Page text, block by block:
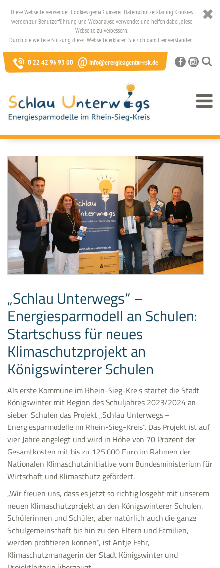
0 22 42 96 93 00 @ info@energieagentur-rsk.de
„Schlau Unterwegs“ –
Energiesparmodell an Schulen:
Startschuss für neues
Klimaschutzprojekt an
Königswinterer Schulen
Als erste Kommune im Rhein-Sieg-Kreis startet die Stadt
Königswinter mit Beginn des Schuljahres 2023/2024 an
sieben Schulen das Projekt „Schlau Unterwegs –
Energiesparmodelle im Rhein-Sieg-Kreis“. Das Projekt ist auf
vier Jahre angelegt und wird in Höhe von 70 Prozent der
Gesamtkosten mit bis zu 125.000 Euro im Rahmen der
Nationalen Klimaschutzinitiative vom Bundesministerium für
Wirtschaft und Klimaschutz gefördert.
„Wir freuen uns, dass es jetzt so richtig losgeht mit unserem
neuen Klimaschutzprojekt an den Königswinterer Schulen.
Schülerinnen und Schüler, aber natürlich auch die ganze
Schulgemeinschaft bis hin zu den Eltern und Familien,
werden profitieren können“, ist Antje Fehr,
Klimaschutzmanagerin der Stadt Königswinter und
Diese Webseite verwendet Cookies gemäß unserer Datenschutzerklärung. Cookies
werden zur Benutzerführung und Webanalyse verwendet und helfen dabei, diese
Webseite zu verbessern.
Durch die weitere Nutzung dieser Webseite erklären Sie sich damit einverstanden.